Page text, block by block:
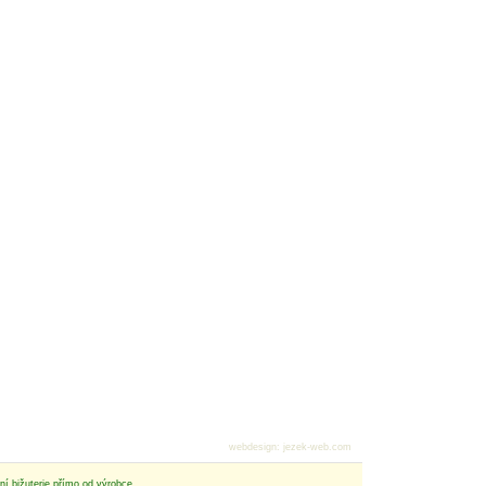
bižuterie přímo od výrobce
webdesign: jezek-web.com